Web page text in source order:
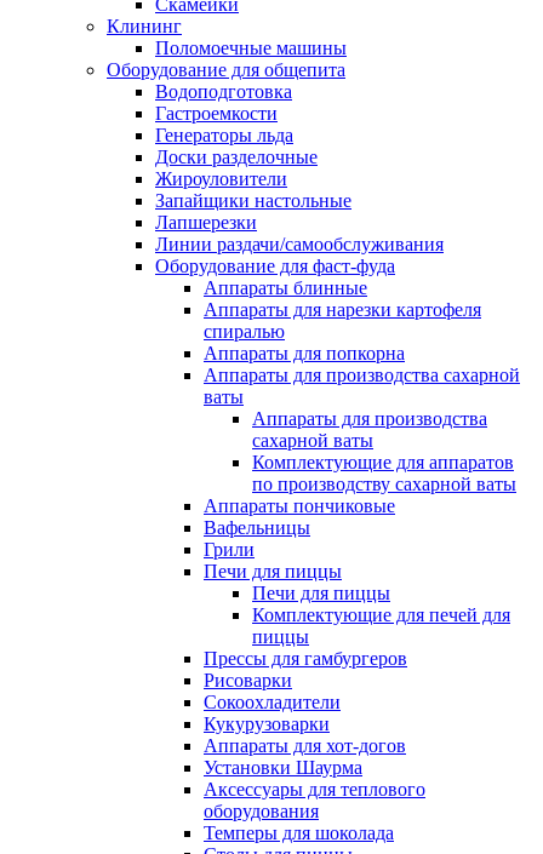
Скамейки
Клининг
Поломоечные машины
Оборудование для общепита
Водоподготовка
Гастроемкости
Генераторы льда
Доски разделочные
Жироуловители
Запайщики настольные
Лапшерезки
Линии раздачи/самообслуживания
Оборудование для фаст-фуда
Аппараты блинные
Аппараты для нарезки картофеля
спиралью
Аппараты для попкорна
Аппараты для производства сахарной
ваты
Аппараты для производства
сахарной ваты
Комплектующие для аппаратов
по производству сахарной ваты
Аппараты пончиковые
Вафельницы
Грили
Печи для пиццы
Печи для пиццы
Комплектующие для печей для
пиццы
Прессы для гамбургеров
Рисоварки
Сокоохладители
Кукурузоварки
Аппараты для хот-догов
Установки Шаурма
Аксессуары для теплового
оборудования
Темперы для шоколада